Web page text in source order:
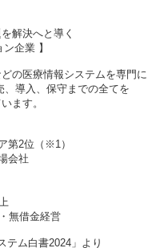
解決へと導く
企業 】
の医療情報システムを専門に
、導入、保守までの全てを
ます。
第2位（※1）
会社
無借金経営
テム白書2024」より